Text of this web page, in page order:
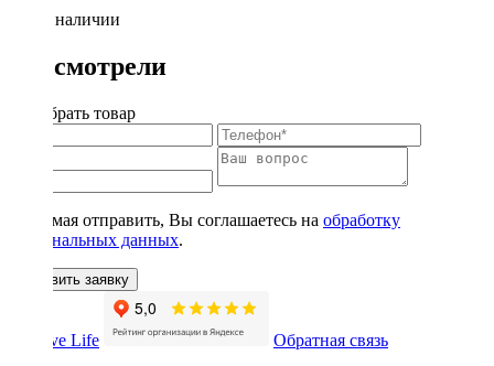
Нет в наличии
Вы смотрели
Подобрать товар
Нажимая отправить, Вы соглашаетесь на обработку
персональных данных.
Оставить заявку
Обратная связь